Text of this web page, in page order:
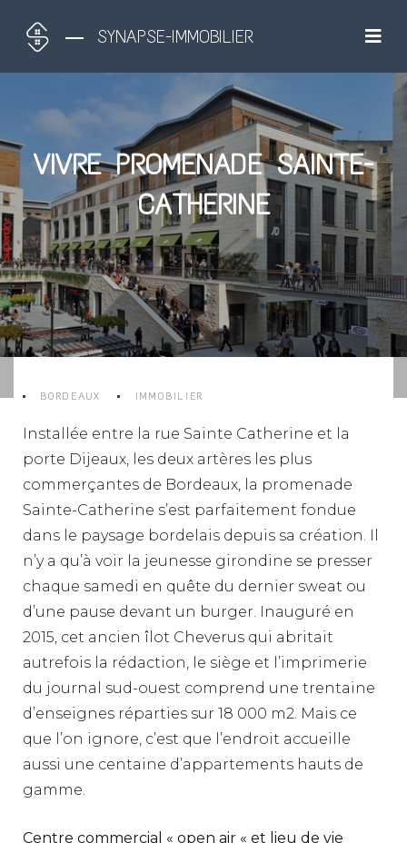
SYNAPSE-IMMOBILIER
VIVRE PROMENADE SAINTE-
CATHERINE
BORDEAUX IMMOBILIER
Installée entre la rue Sainte Catherine et la
porte Dijeaux, les deux artères les plus
commerçantes de Bordeaux, la promenade
Sainte-Catherine s’est parfaitement fondue
dans le paysage bordelais depuis sa création. Il
n’y a qu’à voir la jeunesse girondine se presser
chaque samedi en quête du dernier sweat ou
d’une pause devant un burger. Inauguré en
2015, cet ancien îlot Cheverus qui abritait
autrefois la rédaction, le siège et l’imprimerie
du journal sud-ouest comprend une trentaine
d’enseignes réparties sur 18 000 m2. Mais ce
que l’on ignore, c’est que l’endroit accueille
aussi une centaine d’appartements hauts de
gamme.
Centre commercial « open air « et lieu de vie